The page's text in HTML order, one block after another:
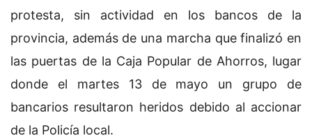
protesta, sin actividad en los bancos de la
provincia, además de una marcha que finalizó en
las puertas de la Caja Popular de Ahorros, lugar
donde el martes 13 de mayo un grupo de
bancarios resultaron heridos debido al accionar
de la Policía local.